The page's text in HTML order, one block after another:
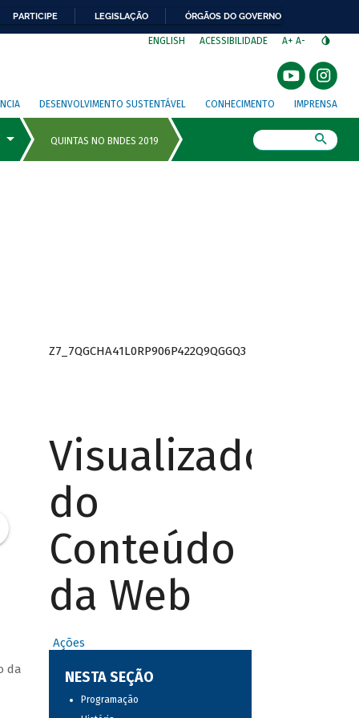
PARTICIPE LEGISLAÇÃO ÓRGÃOS DO GOVERNO
ENGLISH ACESSIBILIDADE A+ A-
DESENVOLVIMENTO SUSTENTÁVEL CONHECIMENTO IMPRENSA
da
Z7_7QGCHA41L0RP906P422Q9QGGQ3
Visualizador
do
Conteúdo
da Web
Ações
NESTA SEÇÃO
Programação